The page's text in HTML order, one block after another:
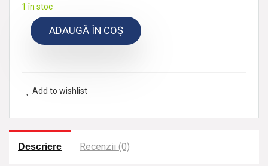
1 în stoc
ADAUGĂ ÎN COȘ
Add to wishlist
Descriere Recenzii (0)